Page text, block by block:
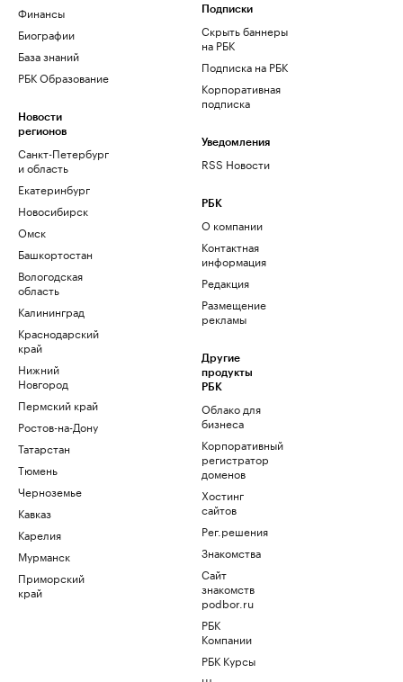
Финансы
Биографии
База знаний
РБК Образование
Новости
регионов
Санкт-Петербург
и область
Екатеринбург
Новосибирск
Омск
Башкортостан
Вологодская
область
Калининград
Краснодарский
край
Нижний
Новгород
Пермский край
Ростов-на-Дону
Татарстан
Тюмень
Черноземье
Кавказ
Карелия
Мурманск
Приморский
край
Подписки
Скрыть баннеры
на РБК
Подписка на РБК
Корпоративная
подписка
Уведомления
RSS Новости
РБК
О компании
Контактная
информация
Редакция
Размещение
рекламы
Другие
продукты
РБК
Облако для
бизнеса
Корпоративный
регистратор
доменов
Хостинг
сайтов
Рег.решения
Знакомства
Сайт
знакомств
podbor.ru
РБК
Компании
РБК Курсы